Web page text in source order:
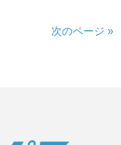
次のページ »